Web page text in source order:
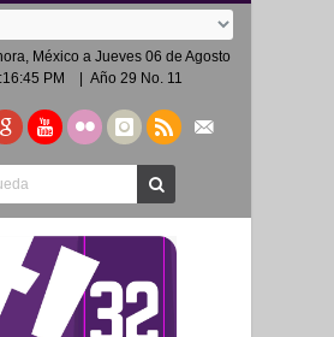
México a Jueves 06 de Agosto
PM
| Año 29 No. 11